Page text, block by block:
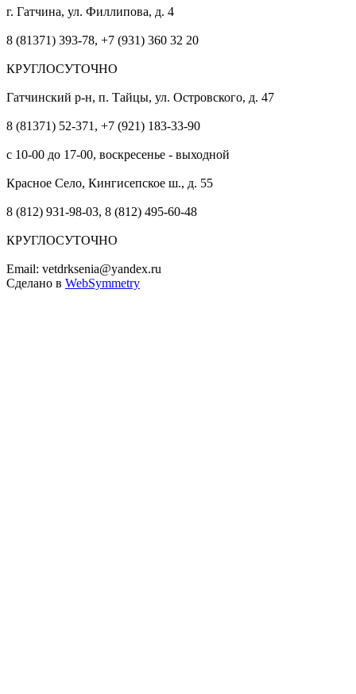
г. Гатчина, ул. Филлипова, д. 4
8 (81371) 393-78, +7 (931) 360 32 20
КРУГЛОСУТОЧНО
Гатчинский р-н, п. Тайцы, ул. Островского, д. 47
8 (81371) 52-371, +7 (921) 183-33-90
с 10-00 до 17-00, воскресенье - выходной
Красное Село, Кингисепское ш., д. 55
8 (812) 931-98-03, 8 (812) 495-60-48
КРУГЛОСУТОЧНО
Email: vetdrksenia@yandex.ru
Сделано в WebSymmetry